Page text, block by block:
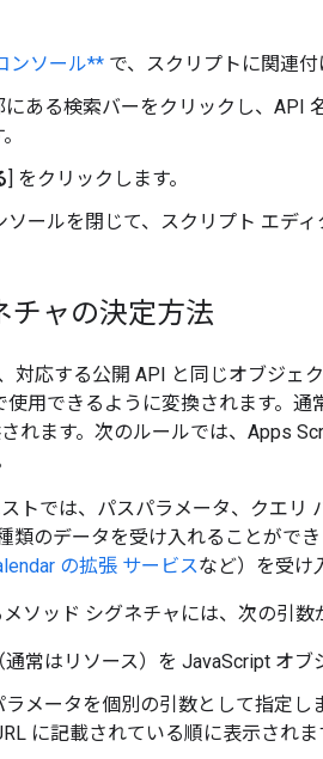
ンソール** で、スクリプトに関連
にある検索バーをクリックし、API
] をクリックします。
ソールを閉じて、スクリプト エディ
チャの決定方法
対応する公開 API と同じオブジ
使用できるように変換されます。
されます。次のルールでは、Apps
ストでは、パスパラメータ、クエ
類のデータを受け入れることがで
の拡張 サービスなど）を受け
ソッド シグネチャには、次の引数
通常はリソース）を JavaScript オブ
ラメータを個別の引数として指定
に記載されている順に表示されま